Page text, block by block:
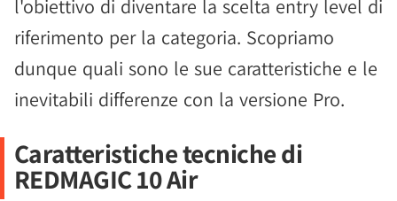
l'obiettivo di diventare la scelta entry level di
riferimento per la categoria. Scopriamo
dunque quali sono le sue caratteristiche e le
inevitabili differenze con la versione Pro.
Caratteristiche tecniche di
REDMAGIC 10 Air